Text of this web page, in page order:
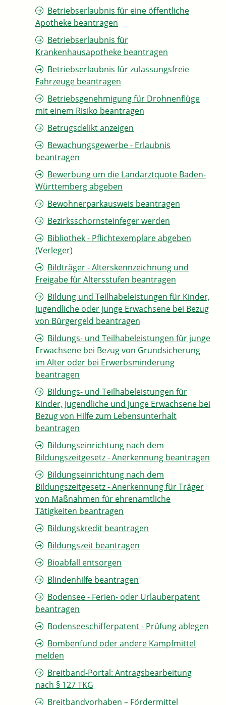
Betriebserlaubnis für eine öffentliche
Apotheke beantragen
Betriebserlaubnis für
Krankenhausapotheke beantragen
Betriebserlaubnis für zulassungsfreie
Fahrzeuge beantragen
Betriebsgenehmigung für Drohnenflüge
mit einem Risiko beantragen
Betrugsdelikt anzeigen
Bewachungsgewerbe - Erlaubnis
beantragen
Bewerbung um die Landarztquote Baden-
Württemberg abgeben
Bewohnerparkausweis beantragen
Bezirksschornsteinfeger werden
Bibliothek - Pflichtexemplare abgeben
(Verleger)
Bildträger - Alterskennzeichnung und
Freigabe für Altersstufen beantragen
Bildung und Teilhabeleistungen für Kinder,
Jugendliche oder junge Erwachsene bei Bezug
von Bürgergeld beantragen
Bildungs- und Teilhabeleistungen für junge
Erwachsene bei Bezug von Grundsicherung
im Alter oder bei Erwerbsminderung
beantragen
Bildungs- und Teilhabeleistungen für
Kinder, Jugendliche und junge Erwachsene bei
Bezug von Hilfe zum Lebensunterhalt
beantragen
Bildungseinrichtung nach dem
Bildungszeitgesetz - Anerkennung beantragen
Bildungseinrichtung nach dem
Bildungszeitgesetz - Anerkennung für Träger
von Maßnahmen für ehrenamtliche
Tätigkeiten beantragen
Bildungskredit beantragen
Bildungszeit beantragen
Bioabfall entsorgen
Blindenhilfe beantragen
Bodensee - Ferien- oder Urlauberpatent
beantragen
Bodenseeschifferpatent - Prüfung ablegen
Bombenfund oder andere Kampfmittel
melden
Breitband-Portal: Antragsbearbeitung
nach § 127 TKG
Breitbandvorhaben – Fördermittel